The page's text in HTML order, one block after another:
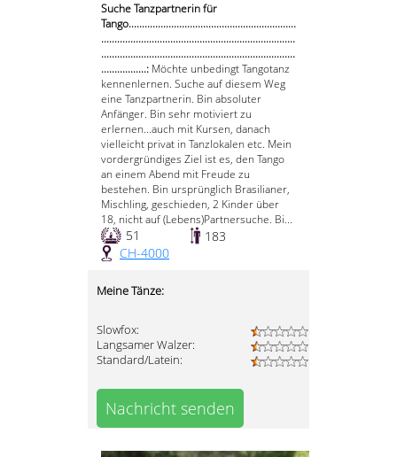
Suche Tanzpartnerin für
Tango...............................................................
.........................................................................
.........................................................................
.................: Möchte unbedingt Tangotanz
kennenlernen. Suche auf diesem Weg
eine Tanzpartnerin. Bin absoluter
Anfänger. Bin sehr motiviert zu
erlernen...auch mit Kursen, danach
vielleicht privat in Tanzlokalen etc. Mein
vordergründiges Ziel ist es, den Tango
an einem Abend mit Freude zu
bestehen. Bin ursprünglich Brasilianer,
Mischling, geschieden, 2 Kinder über
18, nicht auf (Lebens)Partnersuche. Bi...
51
183
CH-4000
Meine Tänze:
Slowfox:
Langsamer Walzer:
Standard/Latein:
Nachricht senden